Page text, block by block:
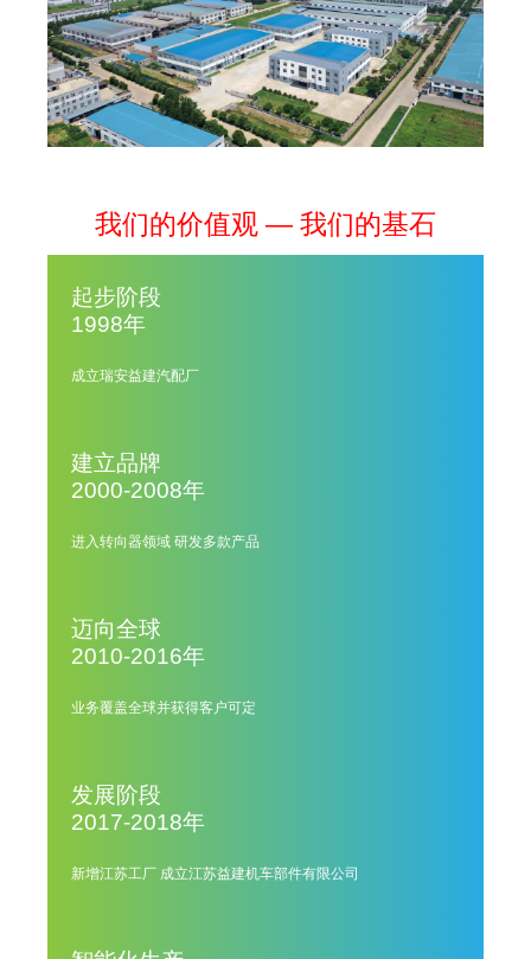
我们的价值观 — 我们的基石
起步阶段
1998年
成立瑞安益建汽配厂
建立品牌
2000-2008年
进入转向器领域 研发多款产品
迈向全球
2010-2016年
业务覆盖全球并获得客户可定
发展阶段
2017-2018年
新增江苏工厂 成立江苏益建机车部件有限公司